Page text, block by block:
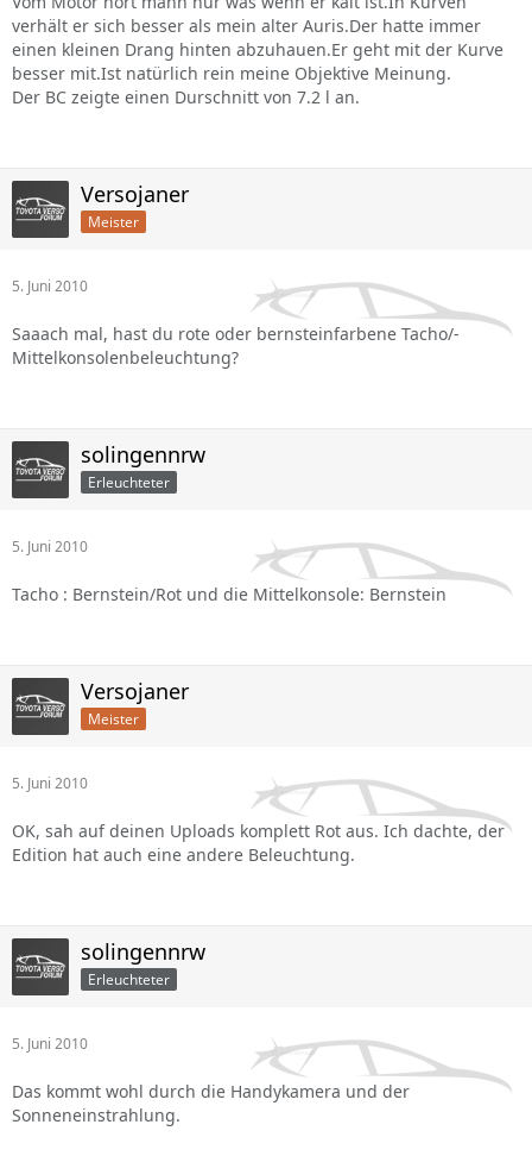
verhält er sich besser als mein alter Auris.Der hatte immer
einen kleinen Drang hinten abzuhauen.Er geht mit der Kurve
besser mit.Ist natürlich rein meine Objektive Meinung.
Der BC zeigte einen Durschnitt von 7.2 l an.
Versojaner
Meister
5. Juni 2010
Saaach mal, hast du rote oder bernsteinfarbene Tacho/-
Mittelkonsolenbeleuchtung?
solingennrw
Erleuchteter
5. Juni 2010
Tacho : Bernstein/Rot und die Mittelkonsole: Bernstein
Versojaner
Meister
5. Juni 2010
OK, sah auf deinen Uploads komplett Rot aus. Ich dachte, der
Edition hat auch eine andere Beleuchtung.
solingennrw
Erleuchteter
5. Juni 2010
Das kommt wohl durch die Handykamera und der
Sonneneinstrahlung.